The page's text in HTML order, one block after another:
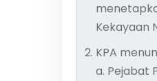
Kekayaan
KPA
a. Pejabat